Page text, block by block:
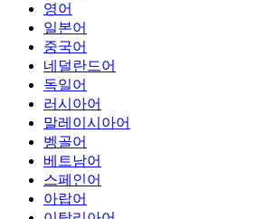
영어
일본어
중국어
네덜란드어
독일어
러시아어
말레이시아어
벵골어
베트남어
스페인어
아랍어